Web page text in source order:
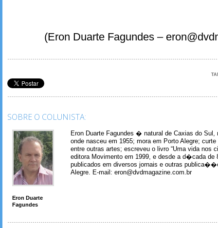
(Eron Duarte Fagundes –
SOBRE O COLUNISTA:
Eron Duarte
Fagundes
Eron Duarte Fagundes � natural de Caxias do Sul,
onde nasceu em 1955; mora em Porto Alegre;
entre outras artes; escreveu o livro “Uma vida nos
editora Movimento em 1999, e desde a d�cada de
publicados em diversos jornais e outras
Alegre. E-mail: eron@dvdmagazine.com.br